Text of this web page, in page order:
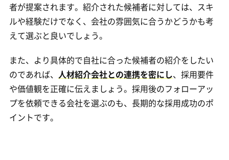
者が提案されます。紹介された候補者に対しては、スキ
ルや経験だけでなく、会社の雰囲気に合うかどうかも考
えて選ぶと良いでしょう。
また、より具体的で自社に合った候補者の紹介をしたい
のであれば、 人材紹介会社との連携を密にし、採用要件
や価値観を正確に伝えましょう。採用後のフォローアッ
プを依頼できる会社を選ぶのも、長期的な採用成功のポ
イントです。